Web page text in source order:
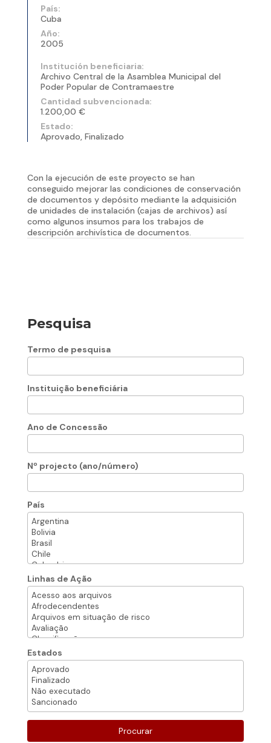
País:
Cuba
Año:
2005
Institución beneficiaria:
Archivo Central de la Asamblea Municipal del
Poder Popular de Contramaestre
Cantidad subvencionada:
1.200,00 €
Estado:
Aprovado, Finalizado
Con la ejecución de este proyecto se han
conseguido mejorar las condiciones de conservación
de documentos y depósito mediante la adquisición
de unidades de instalación (cajas de archivos) así
como algunos insumos para los trabajos de
descripción archivística de documentos.
Pesquisa
Termo de pesquisa
Instituição beneficiária
Ano de Concessão
Nº projecto (ano/número)
País
Linhas de Ação
Estados